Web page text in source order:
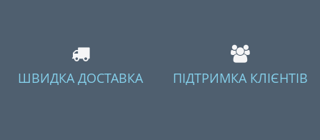
ШВИДКА ДОСТАВКА ПІДТРИМКА КЛІЄНТІВ